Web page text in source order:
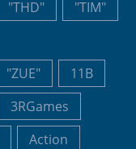
"THD"
"TIM"
"ZUE"
11B
3RGames
Action